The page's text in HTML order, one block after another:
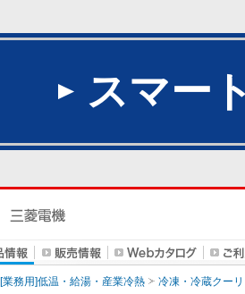
スマー
[業務用]低温・給湯・産業冷熱 冷凍・冷蔵クー